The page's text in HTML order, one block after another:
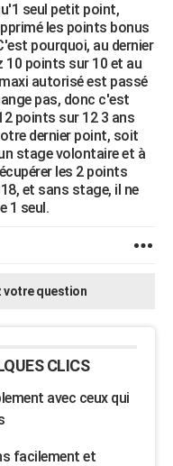
seul petit point,
les points bonus
pourquoi, au dernier
10 points sur 10 et au
autorisé est passé
pas, donc c'est
points sur 12 3 ans
dernier point, soit
stage volontaire et à
les 2 points
et sans stage, il ne
1 seul.
votre question
CLICS
avec ceux qui
facilement et